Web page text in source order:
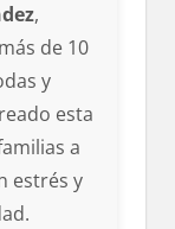
,
de 10
y
esta
a
estrés y